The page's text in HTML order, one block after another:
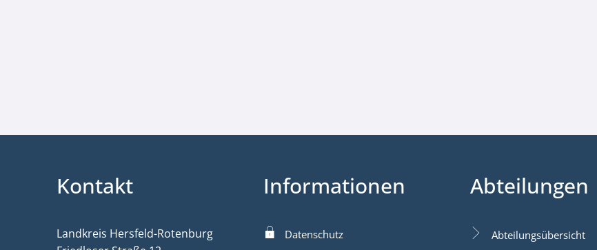
Kontakt
Landkreis Hersfeld-Rotenburg
Informationen
Datenschutz
Abteilungen
Abteilungsübersicht